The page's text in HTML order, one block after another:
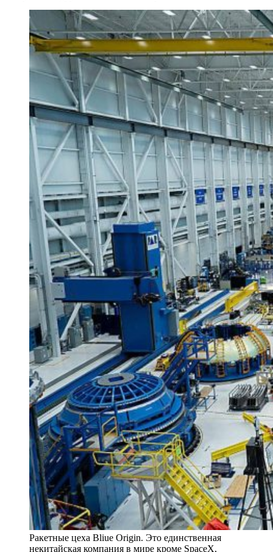
Ракетные цеха Bliue Origin. Это единственная
некитайская компания в мире кроме SpaceX,